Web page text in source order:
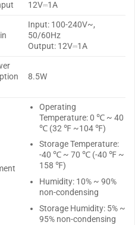
12V⎓1A
Input: 100-240V~,
50/60Hz
Output: 12V⎓1A
8.5W
Operating
Temperature: 0 ℃ ~ 40
℃ (32 ℉ ~104 ℉)
Storage Temperature:
-40 ℃ ~ 70 ℃ (-40 ℉ ~
158 ℉)
Humidity: 10% ~ 90%
non-condensing
Storage Humidity: 5% ~
95% non-condensing